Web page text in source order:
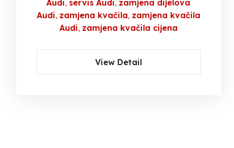
Audi servis Audi zamjena dijelova
Audi zamjena kvačila zamjena kvačila
Audi zamjena kvačila cijena
View Detail